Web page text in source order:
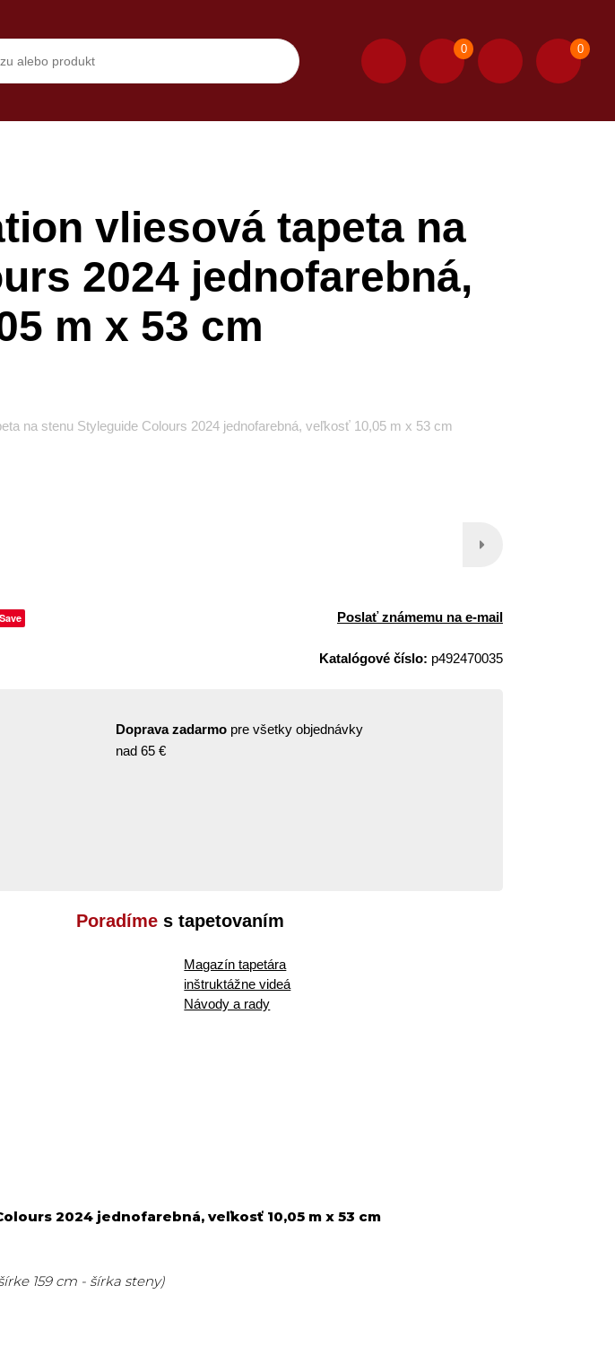
0 0
vliesová tapeta na
2024 jednofarebná,
m x 53 cm
na stenu Styleguide Colours 2024 jednofarebná, veľkosť 10,05 m x 53 cm
Save Poslať známemu na e-mail
Katalógové číslo: p492470035
Doprava zadarmo pre všetky objednávky
nad 65 €
Poradíme s tapetovaním
Magazín tapetára
inštruktážne videá
Návody a rady
2024 jednofarebná, veľkosť 10,05 m x 53 cm
159 cm - šírka steny)